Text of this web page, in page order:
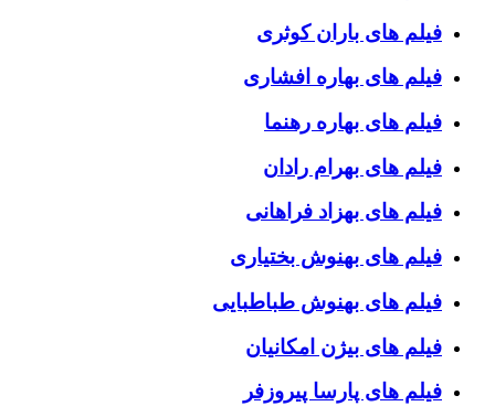
فیلم های باران کوثری
فیلم های بهاره افشاری
فیلم های بهاره رهنما
فیلم های بهرام رادان
فیلم های بهزاد فراهانی
فیلم های بهنوش بختیاری
فیلم های بهنوش طباطبایی
فیلم های بیژن امکانیان
فیلم های پارسا پیروزفر